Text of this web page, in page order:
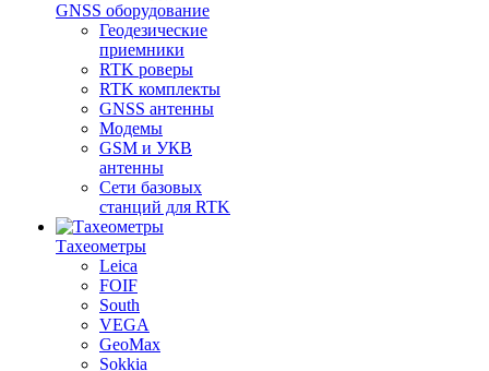
GNSS оборудование
Геодезические
приемники
RTK роверы
RTK комплекты
GNSS антенны
Модемы
GSM и УКВ
антенны
Сети базовых
станций для RTK
Тахеометры
Leica
FOIF
South
VEGA
GeoMax
Sokkia